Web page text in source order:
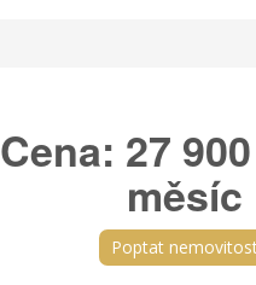
Cena: 27
měsíc
Poptat